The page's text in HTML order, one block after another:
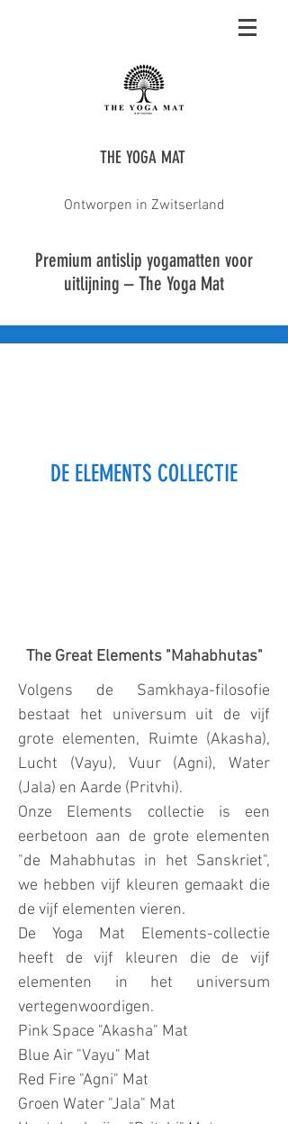
THE YOGA MAT
Ontworpen in Zwitserland
Premium antislip yogamatten voor
uitlijning – The Yoga Mat
DE ELEMENTS COLLECTIE
The Great Elements "Mahabhutas"
Volgens de Samkhaya-filosofie
bestaat het universum uit de vijf
grote elementen, Ruimte (Akasha),
Lucht (Vayu), Vuur (Agni), Water
(Jala) en Aarde (Pritvhi).
Onze Elements collectie is een
eerbetoon aan de grote elementen
"de Mahabhutas in het Sanskriet",
we hebben vijf kleuren gemaakt die
de vijf elementen vieren.
De Yoga Mat Elements-collectie
heeft de vijf kleuren die de vijf
elementen in het universum
vertegenwoordigen.
Pink Space "Akasha" Mat
Blue Air "Vayu" Mat
Red Fire "Agni" Mat
Groen Water "Jala" Mat